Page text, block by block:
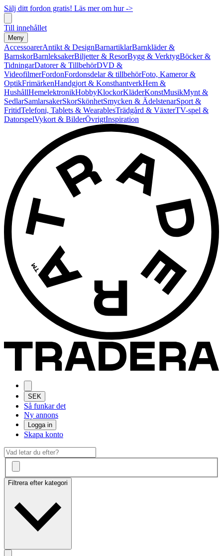
Sälj ditt fordon gratis! Läs mer om hur ->
Till innehållet
Meny
AccessoarerAntikt & DesignBarnartiklarBarnkläder &
BarnskorBarnleksakerBiljetter & ResorBygg & VerktygBöcker &
TidningarDatorer & TillbehörDVD &
VideofilmerFordonFordonsdelar & tillbehörFoto, Kameror &
OptikFrimärkenHandgjort & KonsthantverkHem &
HushållHemelektronikHobbyKlockorKläderKonstMusikMynt &
SedlarSamlarsakerSkorSkönhetSmycken & ÄdelstenarSport &
FritidTelefoni, Tablets & WearablesTrädgård & VäxterTV-spel &
DatorspelVykort & BilderÖvrigtInspiration
SEK
Så funkar det
Ny annons
Logga in
Skapa konto
Filtrera efter kategori